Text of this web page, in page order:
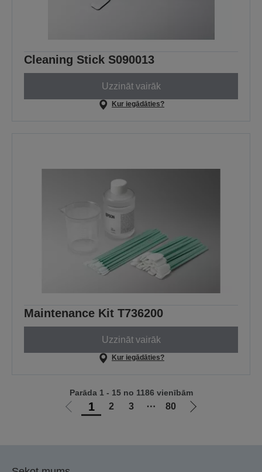
Cleaning Stick S090013
Uzzināt vairāk
Kur iegādāties?
Maintenance Kit T736200
Uzzināt vairāk
Kur iegādāties?
Iet
1 2 3 ⋯ 80
Iet
Parāda 1 - 15 no 1186 vienībām